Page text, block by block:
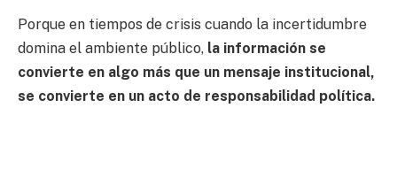
Porque en tiempos de crisis cuando la incertidumbre
domina el ambiente público, la información se
convierte en algo más que un mensaje institucional,
se convierte en un acto de responsabilidad política.